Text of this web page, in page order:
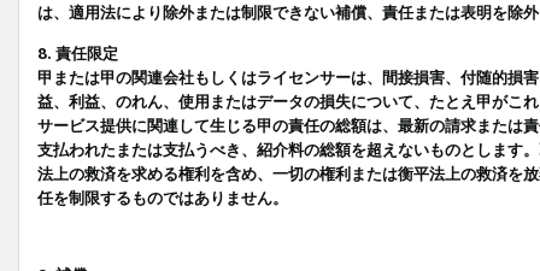
は、適用法により除外または制限できない補償、責任または表明を除
8. 責任限定
甲または甲の関連会社もしくはライセンサーは、間接損害、付随的損
益、利益、のれん、使用またはデータの損失について、たとえ甲がこ
サービス提供に関連して生じる甲の責任の総額は、最新の請求または
支払われたまたは支払うべき、紹介料の総額を超えないものとします
法上の救済を求める権利を含め、一切の権利または衡平法上の救済を
任を制限するものではありません。